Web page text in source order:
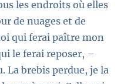
les endroits où elles
de nuages et de
qui ferai paître mon
le ferai reposer, –
La brebis perdue, je la